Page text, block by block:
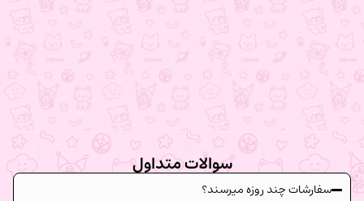
سوالات متداول
سفارشات چند روزه میرسند؟